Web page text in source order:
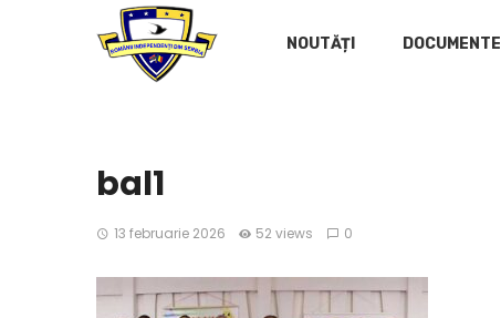
NOUTĂȚI DOCUMENTE
bal1
13 februarie 2026 52 views 0